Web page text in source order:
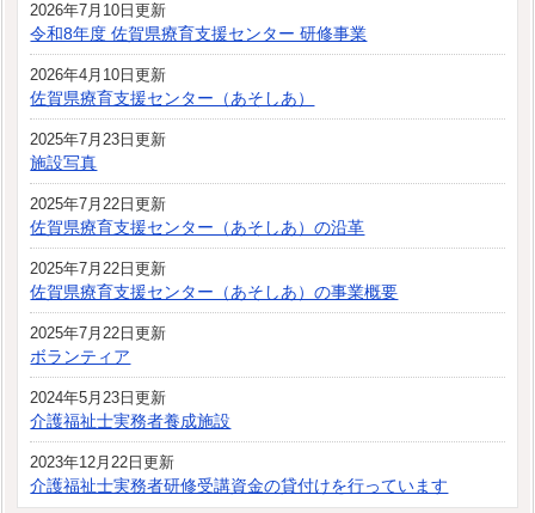
2026年7月10日更新
令和8年度 佐賀県療育支援センター 研修事業
2026年4月10日更新
佐賀県療育支援センター（あそしあ）
2025年7月23日更新
施設写真
2025年7月22日更新
佐賀県療育支援センター（あそしあ）の沿革
2025年7月22日更新
佐賀県療育支援センター（あそしあ）の事業概要
2025年7月22日更新
ボランティア
2024年5月23日更新
介護福祉士実務者養成施設
2023年12月22日更新
介護福祉士実務者研修受講資金の貸付けを行っています